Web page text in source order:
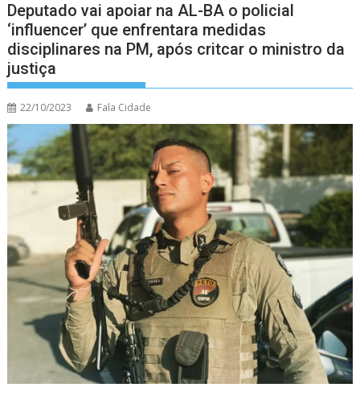
Deputado vai apoiar na AL-BA o policial
‘influencer’ que enfrentara medidas
disciplinares na PM, após critcar o ministro da
justiça
22/10/2023 Fala Cidade